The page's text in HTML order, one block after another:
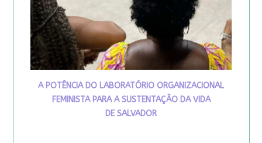
A POTÊNCIA DO LABORATÓRIO ORGANIZACIONAL
FEMINISTA PARA A SUSTENTAÇÃO DA VIDA
DE SALVADOR